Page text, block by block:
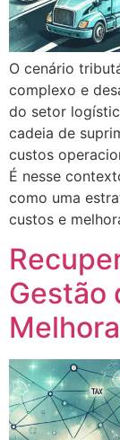
O cenário
complexo e
do setor
cadeia de
custos
É nesse
como uma
custos e
Gestão